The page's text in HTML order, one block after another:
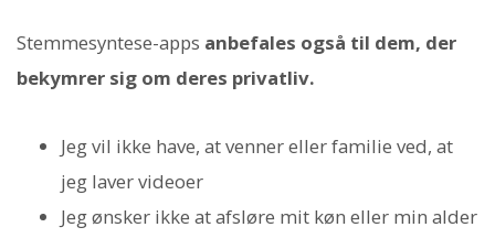
Stemmesyntese-apps anbefales også til dem, der
bekymrer sig om deres privatliv.
Jeg vil ikke have, at venner eller familie ved, at
jeg laver videoer
Jeg ønsker ikke at afsløre mit køn eller min alder